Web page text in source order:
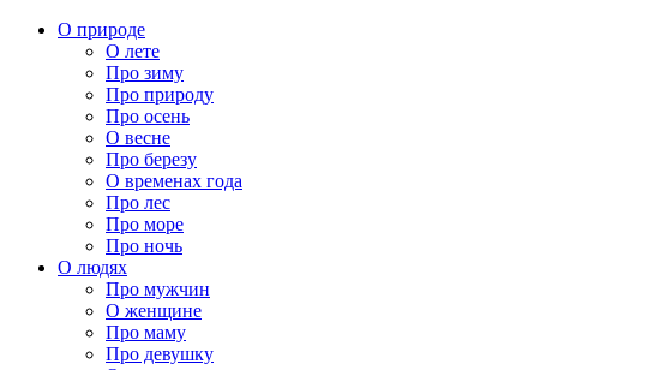
О природе
О лете
Про зиму
Про природу
Про осень
О весне
Про березу
О временах года
Про лес
Про море
Про ночь
О людях
Про мужчин
О женщине
Про маму
Про девушку